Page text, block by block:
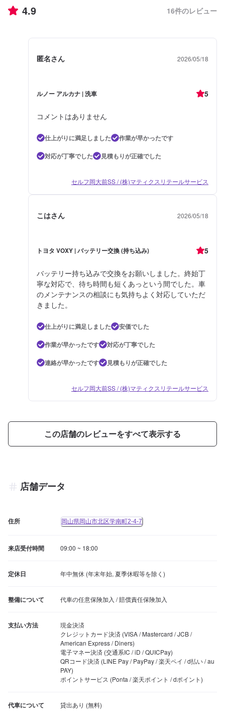
4.9 16件のレビュー
匿名さん 2026/05/18
ルノー アルカナ | 洗車 5
コメントはありません
仕上がりに満足しました
作業が早かったです
対応が丁寧でした
見積もりが正確でした
セルフ岡大前SS / (株)マティクスリテールサービス
こはさん 2026/05/18
トヨタ VOXY | バッテリー交換 (持ち込み) 5
バッテリー持ち込みで交換をお願いしました。終始丁
寧な対応で、待ち時間も短くあっという間でした。車
のメンテナンスの相談にも気持ちよく対応していただ
きました。
仕上がりに満足しました
安価でした
作業が早かったです
対応が丁寧でした
連絡が早かったです
見積もりが正確でした
セルフ岡大前SS / (株)マティクスリテールサービス
この店舗のレビューをすべて表示する
店舗データ
住所 岡山県岡山市北区学南町2-4-7
来店受付時間 09:00 ~ 18:00
定休日 年中無休 (年末年始, 夏季休暇等を除く)
整備について 代車の任意保険加入 / 賠償責任保険加入
支払い方法
現金決済
クレジットカード決済 (VISA / Mastercard / JCB /
American Express / Diners)
電子マネー決済 (交通系IC / iD / QUICPay)
QRコード決済 (LINE Pay / PayPay / 楽天ペイ / d払い / au
PAY)
ポイントサービス (Ponta / 楽天ポイント / dポイント)
代車について